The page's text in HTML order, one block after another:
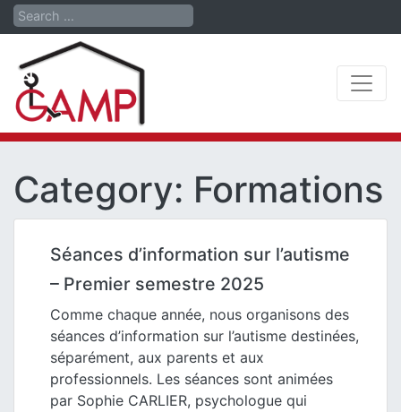
Search
Category: Formations
Séances d’information sur l’autisme
– Premier semestre 2025
Comme chaque année, nous organisons des
séances d’information sur l’autisme destinées,
séparément, aux parents et aux
professionnels. Les séances sont animées
par Sophie CARLIER, psychologue qui